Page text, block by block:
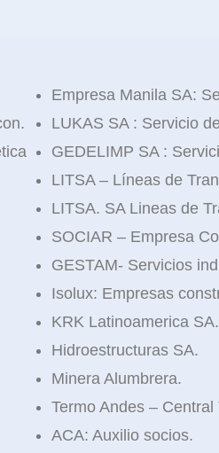
Empresa Manila SA:
LUKAS SA : Servicio
GEDELIMP SA :
LITSA – Líneas de
LITSA. SA Lineas de
SOCIAR – Empresa
GESTAM- Servicios
Isolux: Empresas
KRK Latinoamerica SA.
Hidroestructuras SA.
Minera Alumbrera.
Termo Andes – Central
ACA: Auxilio socios.